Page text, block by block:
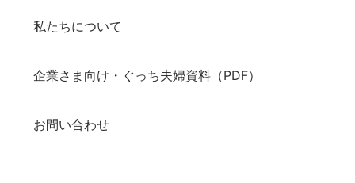
私たちについて
企業さま向け・ぐっち夫婦資料（PDF）
お問い合わせ